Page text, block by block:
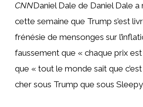
CNNDaniel Dale de Daniel Dale
cette semaine que Trump s’est
frénésie de mensonges sur
faussement que « chaque prix
que « tout le monde sait que
cher sous Trump que sous